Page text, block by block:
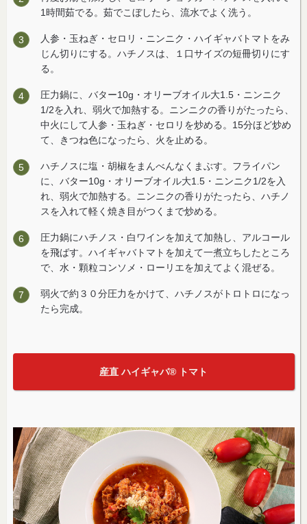
1時間茹でる。茹でこぼしたら、流水でよく洗う。
人参・玉ねぎ・セロリ・ニンニク・ハイギャバトマトをみ
じん切りにする。ハチノスは、１口サイズの短冊切りにす
る。
圧力鍋に、バター10g・オリーブオイル大1.5・ニンニク
1/2を入れ、弱火で加熱する。ニンニクの香りがたったら、
中火にして人参・玉ねぎ・セロリを炒める。15分ほど炒め
て、きつね色になったら、火を止める。
ハチノスに塩・胡椒をまんべんなくまぶす。フライパン
に、バター10g・オリーブオイル大1.5・ニンニク1/2を入
れ、弱火で加熱する。ニンニクの香りがたったら、ハチノ
スを入れて軽く焼き目がつくまで炒める。
圧力鍋にハチノス・白ワインを加えて加熱し、アルコール
を飛ばす。ハイギャバトマトを加えて一煮立ちしたところ
で、水・顆粒コンソメ・ローリエを加えてよく混ぜる。
弱火で約３０分圧力をかけて、ハチノスがトロトロになっ
たら完成。
産直 ハイギャバ® トマト